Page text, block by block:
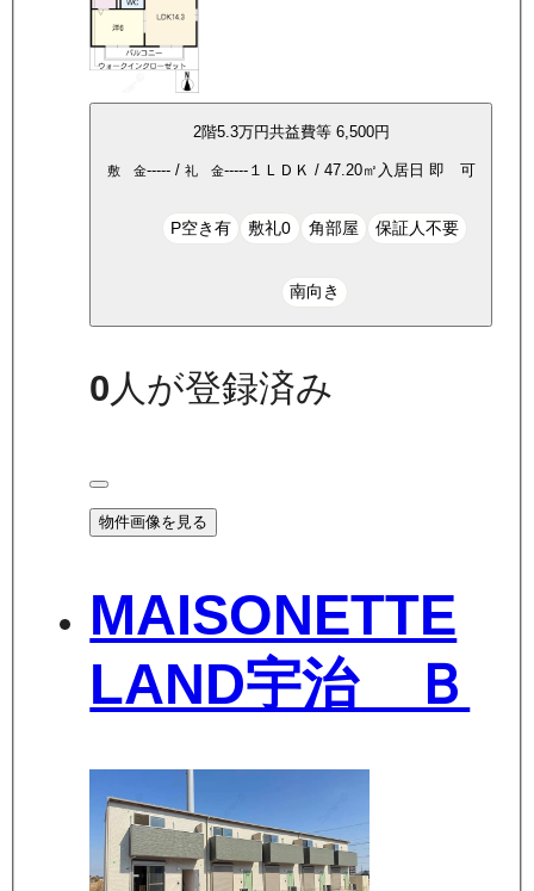
2階5.3万円共益費等 6,500円
敷 金-----/ 礼 金-----１ＬＤＫ / 47.20㎡ 入居日 即 可
P空き有 敷礼0 角部屋 保証人不要
南向き
0人が登録済み
物件画像を見る
MAISONETTE
LAND宇治 Ｂ